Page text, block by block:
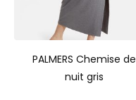
PALMERS Chemise de
nuit gris